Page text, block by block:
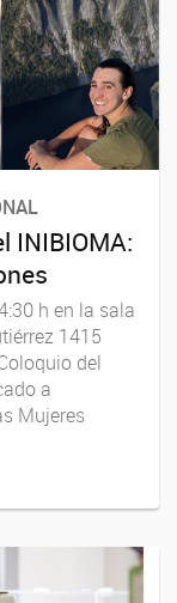
INIBIOMA:
h en la sala
1415
del
a
Mujeres